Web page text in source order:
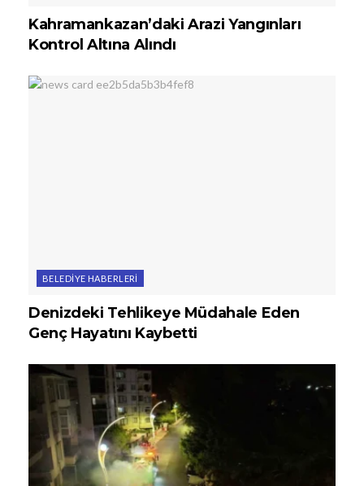
Kahramankazan’daki Arazi Yangınları
Kontrol Altına Alındı
BELEDIYE HABERLERI
Denizdeki Tehlikeye Müdahale Eden
Genç Hayatını Kaybetti